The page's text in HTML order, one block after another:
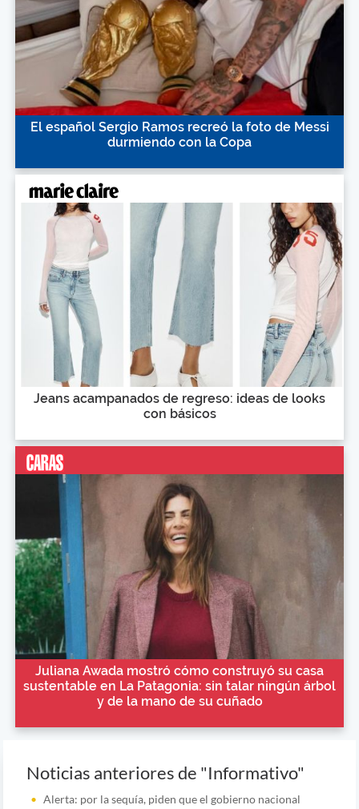
El español Sergio Ramos recreó la foto de Messi
durmiendo con la Copa
Jeans acampanados de regreso: ideas de looks
con básicos
Juliana Awada mostró cómo construyó su casa
sustentable en La Patagonia: sin talar ningún árbol
y de la mano de su cuñado
Noticias anteriores de "Informativo"
Alerta: por la sequía, piden que el gobierno nacional